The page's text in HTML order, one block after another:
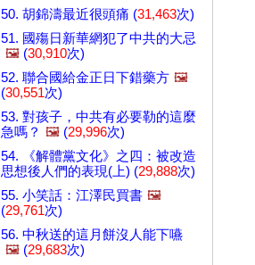
50. 胡錦濤最近很頭痛 (31,463次)
51. 國殤日新華網犯了中共的大忌
🖼️ (30,910次)
52. 聯合國給金正日下錯藥方 🖼️
(30,551次)
53. 對孩子，中共有必要勒的這麼
急嗎？ 🖼️ (29,996次)
54. 《解體黨文化》之四：被改造
思想後人們的表現(上) (29,888次)
55. 小笑話：江澤民買書 🖼️
(29,761次)
56. 中秋送的這月餅沒人能下嚥
🖼️ (29,683次)